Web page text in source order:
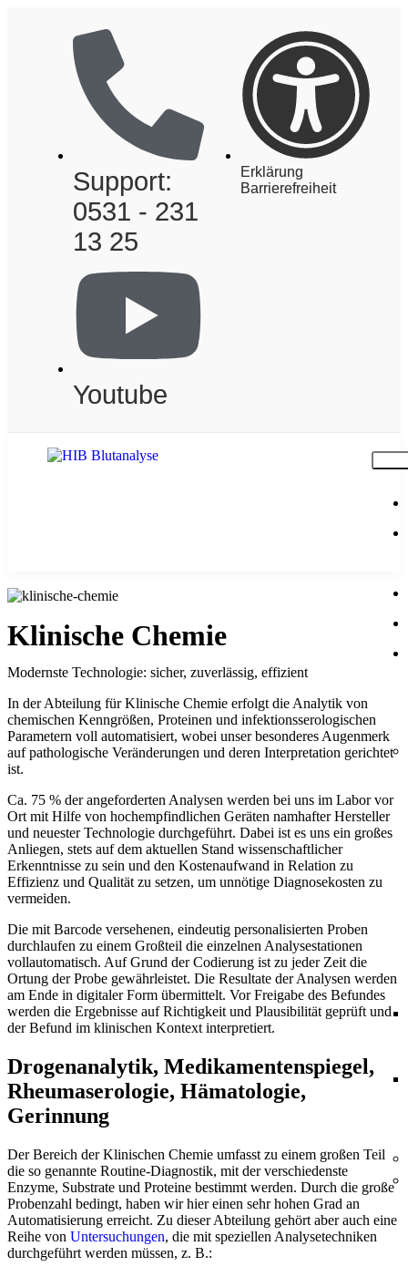
Support:
0531 - 231
13 25
Youtube
Erklärung
Barrierefreiheit
Klinische Chemie
Modernste Technologie: sicher, zuverlässig, effizient
In der Abteilung für Klinische Chemie erfolgt die Analytik von
chemischen Kenngrößen, Proteinen und infektionsserologischen
Parametern voll automatisiert, wobei unser besonderes Augenmerk
auf pathologische Veränderungen und deren Interpretation gerichtet
ist.
Ca. 75 % der angeforderten Analysen werden bei uns im Labor vor
Ort mit Hilfe von hochempfindlichen Geräten namhafter Hersteller
und neuester Technologie durchgeführt. Dabei ist es uns ein großes
Anliegen, stets auf dem aktuellen Stand wissenschaftlicher
Erkenntnisse zu sein und den Kostenaufwand in Relation zu
Effizienz und Qualität zu setzen, um unnötige Diagnosekosten zu
vermeiden.
Die mit Barcode versehenen, eindeutig personalisierten Proben
durchlaufen zu einem Großteil die einzelnen Analysestationen
vollautomatisch. Auf Grund der Codierung ist zu jeder Zeit die
Ortung der Probe gewährleistet. Die Resultate der Analysen werden
am Ende in digitaler Form übermittelt. Vor Freigabe des Befundes
werden die Ergebnisse auf Richtigkeit und Plausibilität geprüft und
der Befund im klinischen Kontext interpretiert.
Drogenanalytik, Medikamentenspiegel,
Rheumaserologie, Hämatologie,
Gerinnung
Der Bereich der Klinischen Chemie umfasst zu einem großen Teil
die so genannte Routine-Diagnostik, mit der verschiedenste
Enzyme, Substrate und Proteine bestimmt werden. Durch die große
Probenzahl bedingt, haben wir hier einen sehr hohen Grad an
Automatisierung erreicht. Zu dieser Abteilung gehört aber auch eine
Reihe von Untersuchungen, die mit speziellen Analysetechniken
durchgeführt werden müssen, z. B.: